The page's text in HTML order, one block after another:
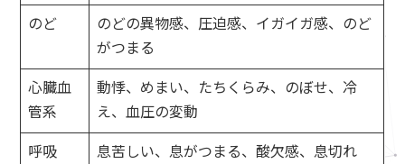
のど
のどの異物感、圧迫感、イガイガ感、のど
がつまる
心臓血
管系
動悸、めまい、たちくらみ、のぼせ、冷
え、血圧の変動
呼吸 息苦しい、息がつまる、酸欠感、息切れ